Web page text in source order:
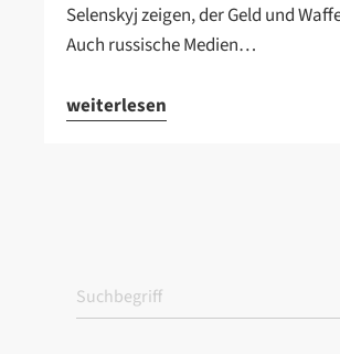
Selenskyj zeigen, der Geld und
Auch russische Medien…
weiterlesen